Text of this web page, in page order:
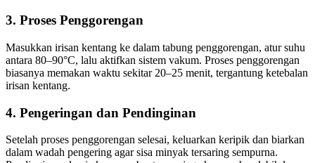
3. Proses Penggorengan
Masukkan irisan kentang ke dalam tabung penggorengan, atur suhu
antara 80–90°C, lalu aktifkan sistem vakum. Proses penggorengan
biasanya memakan waktu sekitar 20–25 menit, tergantung ketebalan
irisan kentang.
4. Pengeringan dan Pendinginan
Setelah proses penggorengan selesai, keluarkan keripik dan biarkan
dalam wadah pengering agar sisa minyak tersaring sempurna.